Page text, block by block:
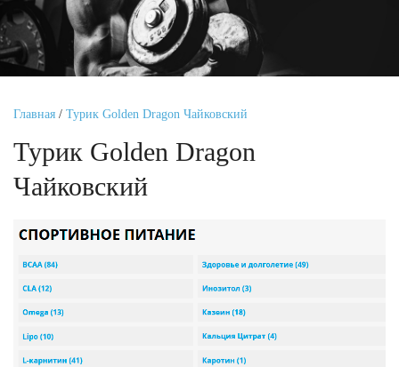
Главная / Турик Golden Dragon Чайковский
Турик Golden Dragon
Чайковский